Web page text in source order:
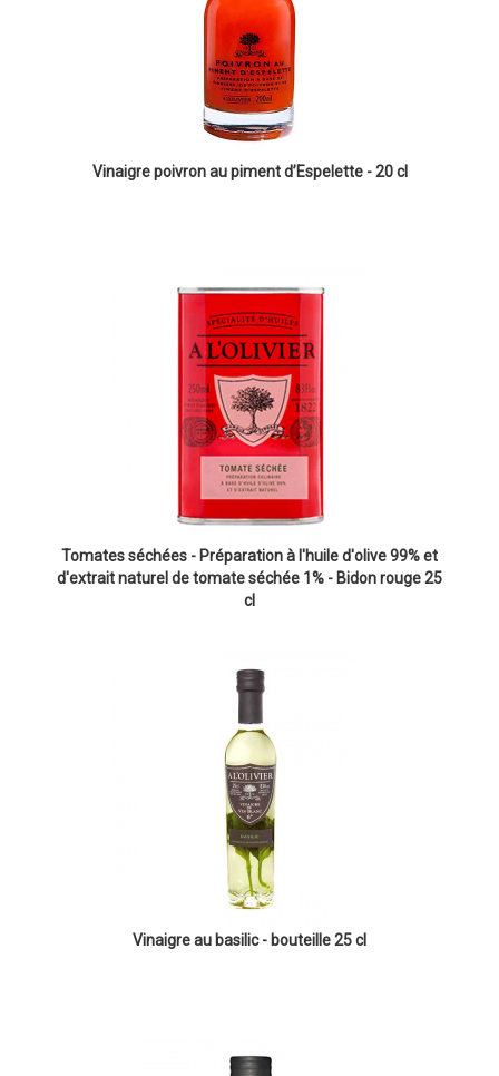
Vinaigre poivron au piment d’Espelette - 20 cl
Tomates séchées - Préparation à l'huile d'olive 99% et
d'extrait naturel de tomate séchée 1% - Bidon rouge 25
cl
Vinaigre au basilic - bouteille 25 cl